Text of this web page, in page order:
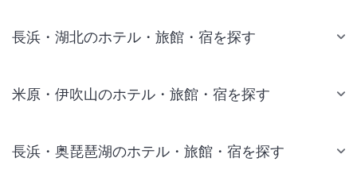
長浜・湖北のホテル・旅館・宿を探す
米原・伊吹山のホテル・旅館・宿を探す
長浜・奥琵琶湖のホテル・旅館・宿を探す